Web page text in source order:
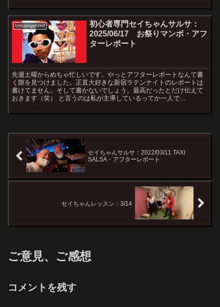
Uncategorized
初心者専門セイちゃんサルサ：
2025/06/17 お祭りマンボ・アフ
ターレポート
先週土曜からめちゃ忙しいです。やっとアフターレポートなんて書
く隙を見つけました。正直大好きな新宿ラテンナイトのレポートは
書けてません。そして書かないでしょう。最高だったとだけ伝えて
おきます（笑） と言うのは私が主導しているってか一人で...
セイちゃんサルサ：2022/03/11 TAXI
SALSA・アフターレポート
セイちゃんレッスン：3/14
ご意見、ご感想
コメントを残す